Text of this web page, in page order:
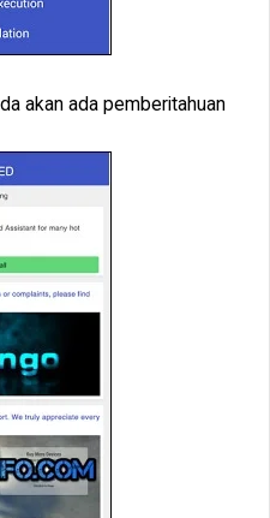
akan ada pemberitahuan